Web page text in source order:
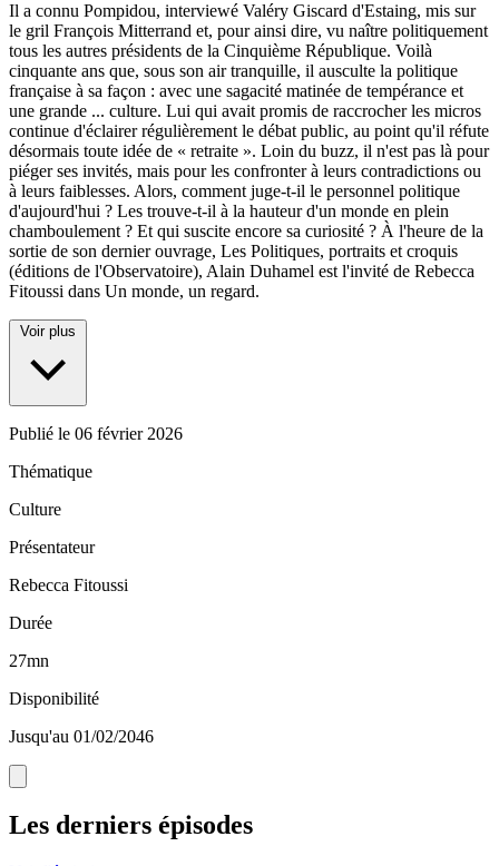
Il a connu Pompidou, interviewé Valéry Giscard d'Estaing, mis sur
le gril François Mitterrand et, pour ainsi dire, vu naître politiquement
tous les autres présidents de la Cinquième République. Voilà
cinquante ans que, sous son air tranquille, il ausculte la politique
française à sa façon : avec une sagacité matinée de tempérance et
une grande ... culture. Lui qui avait promis de raccrocher les micros
continue d'éclairer régulièrement le débat public, au point qu'il réfute
désormais toute idée de « retraite ». Loin du buzz, il n'est pas là pour
piéger ses invités, mais pour les confronter à leurs contradictions ou
à leurs faiblesses. Alors, comment juge-t-il le personnel politique
d'aujourd'hui ? Les trouve-t-il à la hauteur d'un monde en plein
chamboulement ? Et qui suscite encore sa curiosité ? À l'heure de la
sortie de son dernier ouvrage, Les Politiques, portraits et croquis
(éditions de l'Observatoire), Alain Duhamel est l'invité de Rebecca
Fitoussi dans Un monde, un regard.
Voir plus
Publié le 06 février 2026
Thématique
Culture
Présentateur
Rebecca Fitoussi
Durée
27mn
Disponibilité
Jusqu'au 01/02/2046
Les derniers épisodes